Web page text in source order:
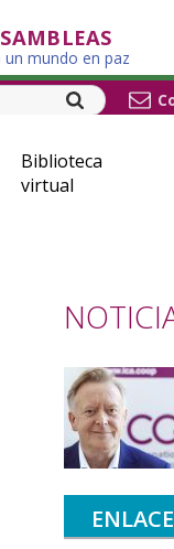
un mundo en paz
Biblioteca
virtual